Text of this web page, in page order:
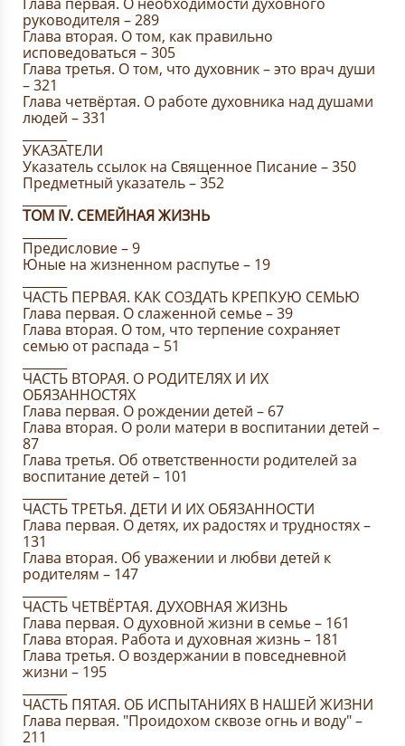
руководителя – 289
Глава вторая. О том, как правильно
исповедоваться – 305
Глава третья. О том, что духовник – это врач души
– 321
Глава четвёртая. О работе духовника над душами
людей – 331
УКАЗАТЕЛИ
Указатель ссылок на Священное Писание – 350
Предметный указатель – 352
ТОМ IV. СЕМЕЙНАЯ ЖИЗНЬ
Предисловие – 9
Юные на жизненном распутье – 19
ЧАСТЬ ПЕРВАЯ. КАК СОЗДАТЬ КРЕПКУЮ СЕМЬЮ
Глава первая. О слаженной семье – 39
Глава вторая. О том, что терпение сохраняет
семью от распада – 51
ЧАСТЬ ВТОРАЯ. О РОДИТЕЛЯХ И ИХ
ОБЯЗАННОСТЯХ
Глава первая. О рождении детей – 67
Глава вторая. О роли матери в воспитании детей –
87
Глава третья. Об ответственности родителей за
воспитание детей – 101
ЧАСТЬ ТРЕТЬЯ. ДЕТИ И ИХ ОБЯЗАННОСТИ
Глава первая. О детях, их радостях и трудностях –
131
Глава вторая. Об уважении и любви детей к
родителям – 147
ЧАСТЬ ЧЕТВЁРТАЯ. ДУХОВНАЯ ЖИЗНЬ
Глава первая. О духовной жизни в семье – 161
Глава вторая. Работа и духовная жизнь – 181
Глава третья. О воздержании в повседневной
жизни – 195
ЧАСТЬ ПЯТАЯ. ОБ ИСПЫТАНИЯХ В НАШЕЙ ЖИЗНИ
Глава первая. "Проидохом сквозе огнь и воду" –
211